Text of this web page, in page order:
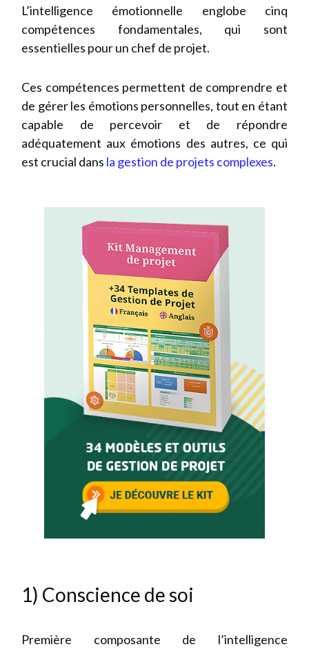
L’intelligence émotionnelle englobe cinq
compétences fondamentales, qui sont
essentielles pour un chef de projet.
Ces compétences permettent de comprendre et
de gérer les émotions personnelles, tout en étant
capable de percevoir et de répondre
adéquatement aux émotions des autres, ce qui
est crucial dans la gestion de projets complexes.
1) Conscience de soi
Première composante de l’intelligence